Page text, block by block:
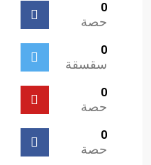
0
حصة
0
سقسقة
0
حصة
0
حصة